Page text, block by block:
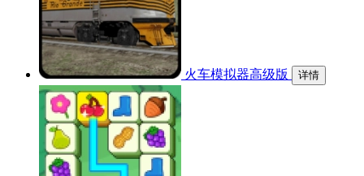
火车模拟器高级版 详情